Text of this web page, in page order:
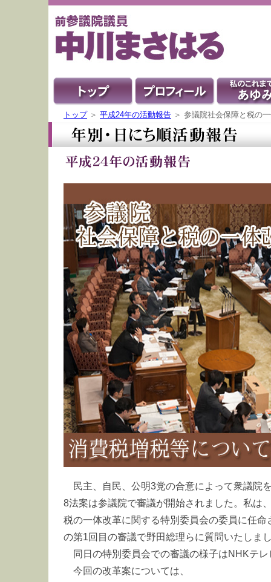
トップ＞ 平成24年の活動報告 ＞ 参議院社会保障と税の
民主、自民、公明3党の合意によって衆議院
8法案は参議院で審議が開始されました。私は
税の一体改革に関する特別委員会の委員に任
の第1回目の審議で野田総理らに質問いたしま
同日の特別委員会での審議の様子はNHKテレ
今回の改革案については、